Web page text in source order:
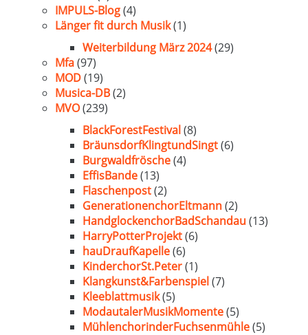
IMPULS-Blog(4)
Länger fit durch Musik(1)
Weiterbildung März 2024(29)
Mfa(97)
MOD(19)
Musica-DB(2)
MVO(239)
BlackForestFestival(8)
BräunsdorfKlingtundSingt(6)
Burgwaldfrösche(4)
EffisBande(13)
Flaschenpost(2)
GenerationenchorEltmann(2)
HandglockenchorBadSchandau(13)
HarryPotterProjekt(6)
hauDraufKapelle(6)
KinderchorSt.Peter(1)
Klangkunst&Farbenspiel(7)
Kleeblattmusik(5)
ModautalerMusikMomente(5)
MühlenchorinderFuchsenmühle(5)